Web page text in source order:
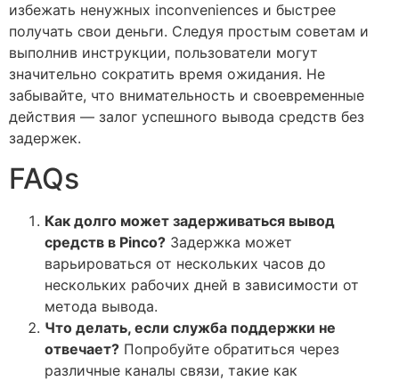
избежать ненужных inconveniences и быстрее
получать свои деньги. Следуя простым советам и
выполнив инструкции, пользователи могут
значительно сократить время ожидания. Не
забывайте, что внимательность и своевременные
действия — залог успешного вывода средств без
задержек.
FAQs
Как долго может задерживаться вывод
средств в Pinco? Задержка может
варьироваться от нескольких часов до
нескольких рабочих дней в зависимости от
метода вывода.
Что делать, если служба поддержки не
отвечает? Попробуйте обратиться через
различные каналы связи, такие как